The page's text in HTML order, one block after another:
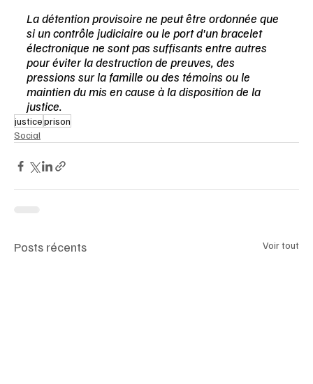
La détention provisoire ne peut être ordonnée que
si un contrôle judiciaire ou le port d'un bracelet
électronique ne sont pas suffisants entre autres
pour éviter la destruction de preuves, des
pressions sur la famille ou des témoins ou le
maintien du mis en cause à la disposition de la
justice.
justiceprison
Social
Posts récents Voir tout